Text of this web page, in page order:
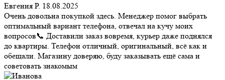
Евгения Р. 18.08.2025
Очень довольна покупкой здесь. Менеджер помог выбрать
оптимальный вариант телефона, отвечал на кучу моих
вопросов📞 Доставили заказ вовремя, курьер даже поднялся
до квартиры. Телефон отличный, оригинальный, всё как и
обещали. Магазину доверяю, буду заказывать ещё сама и
советовать знакомым